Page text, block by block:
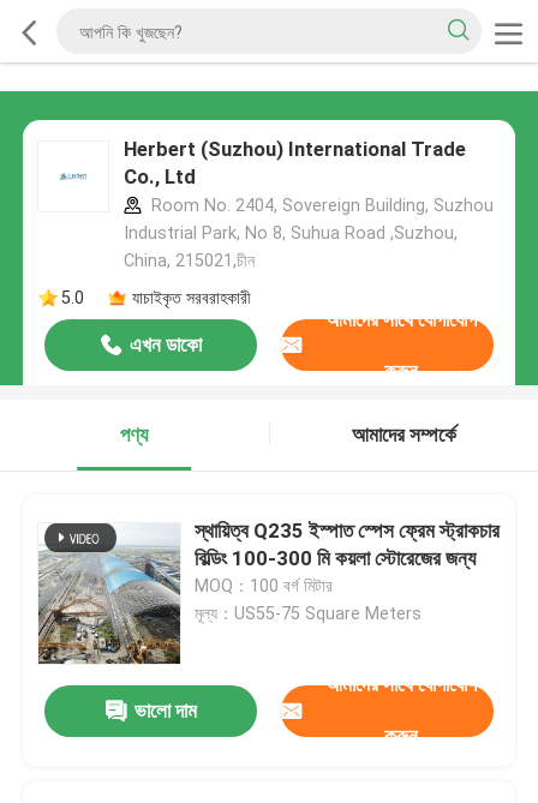
Herbert (Suzhou) International Trade
Co., Ltd
Room No. 2404, Sovereign Building, Suzhou
Industrial Park, No 8, Suhua Road ,Suzhou,
China, 215021,চীন
5.0
যাচাইকৃত সরবরাহকারী
এখন ডাকো
আমাদের সাথে যোগাযোগ
করুন
পণ্য আমাদের সম্পর্কে
স্থায়িত্ব Q235 ইস্পাত স্পেস ফ্রেম স্ট্রাকচার
বিল্ডিং 100-300 মি কয়লা স্টোরেজের জন্য
MOQ：100 বর্গ মিটার
মূল্য：US55-75 Square Meters
ভালো দাম
আমাদের সাথে যোগাযোগ
করুন